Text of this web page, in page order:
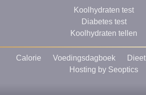
Koolhydraten test
Diabetes test
Koolhydraten tellen
Calorie Voedingsdagboek Dieet
Hosting by Seoptics